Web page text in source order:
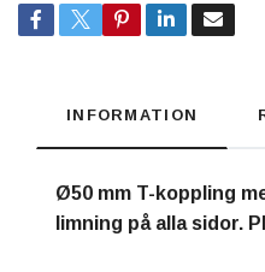
INFORMATION
Ø50 mm T-koppling
limning på alla sidor.